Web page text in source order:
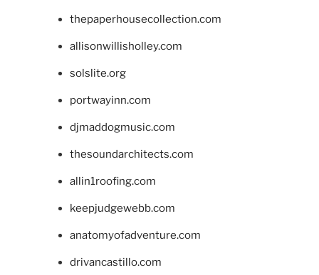
thepaperhousecollection.com
allisonwillisholley.com
solslite.org
portwayinn.com
djmaddogmusic.com
thesoundarchitects.com
allin1roofing.com
keepjudgewebb.com
anatomyofadventure.com
drivancastillo.com